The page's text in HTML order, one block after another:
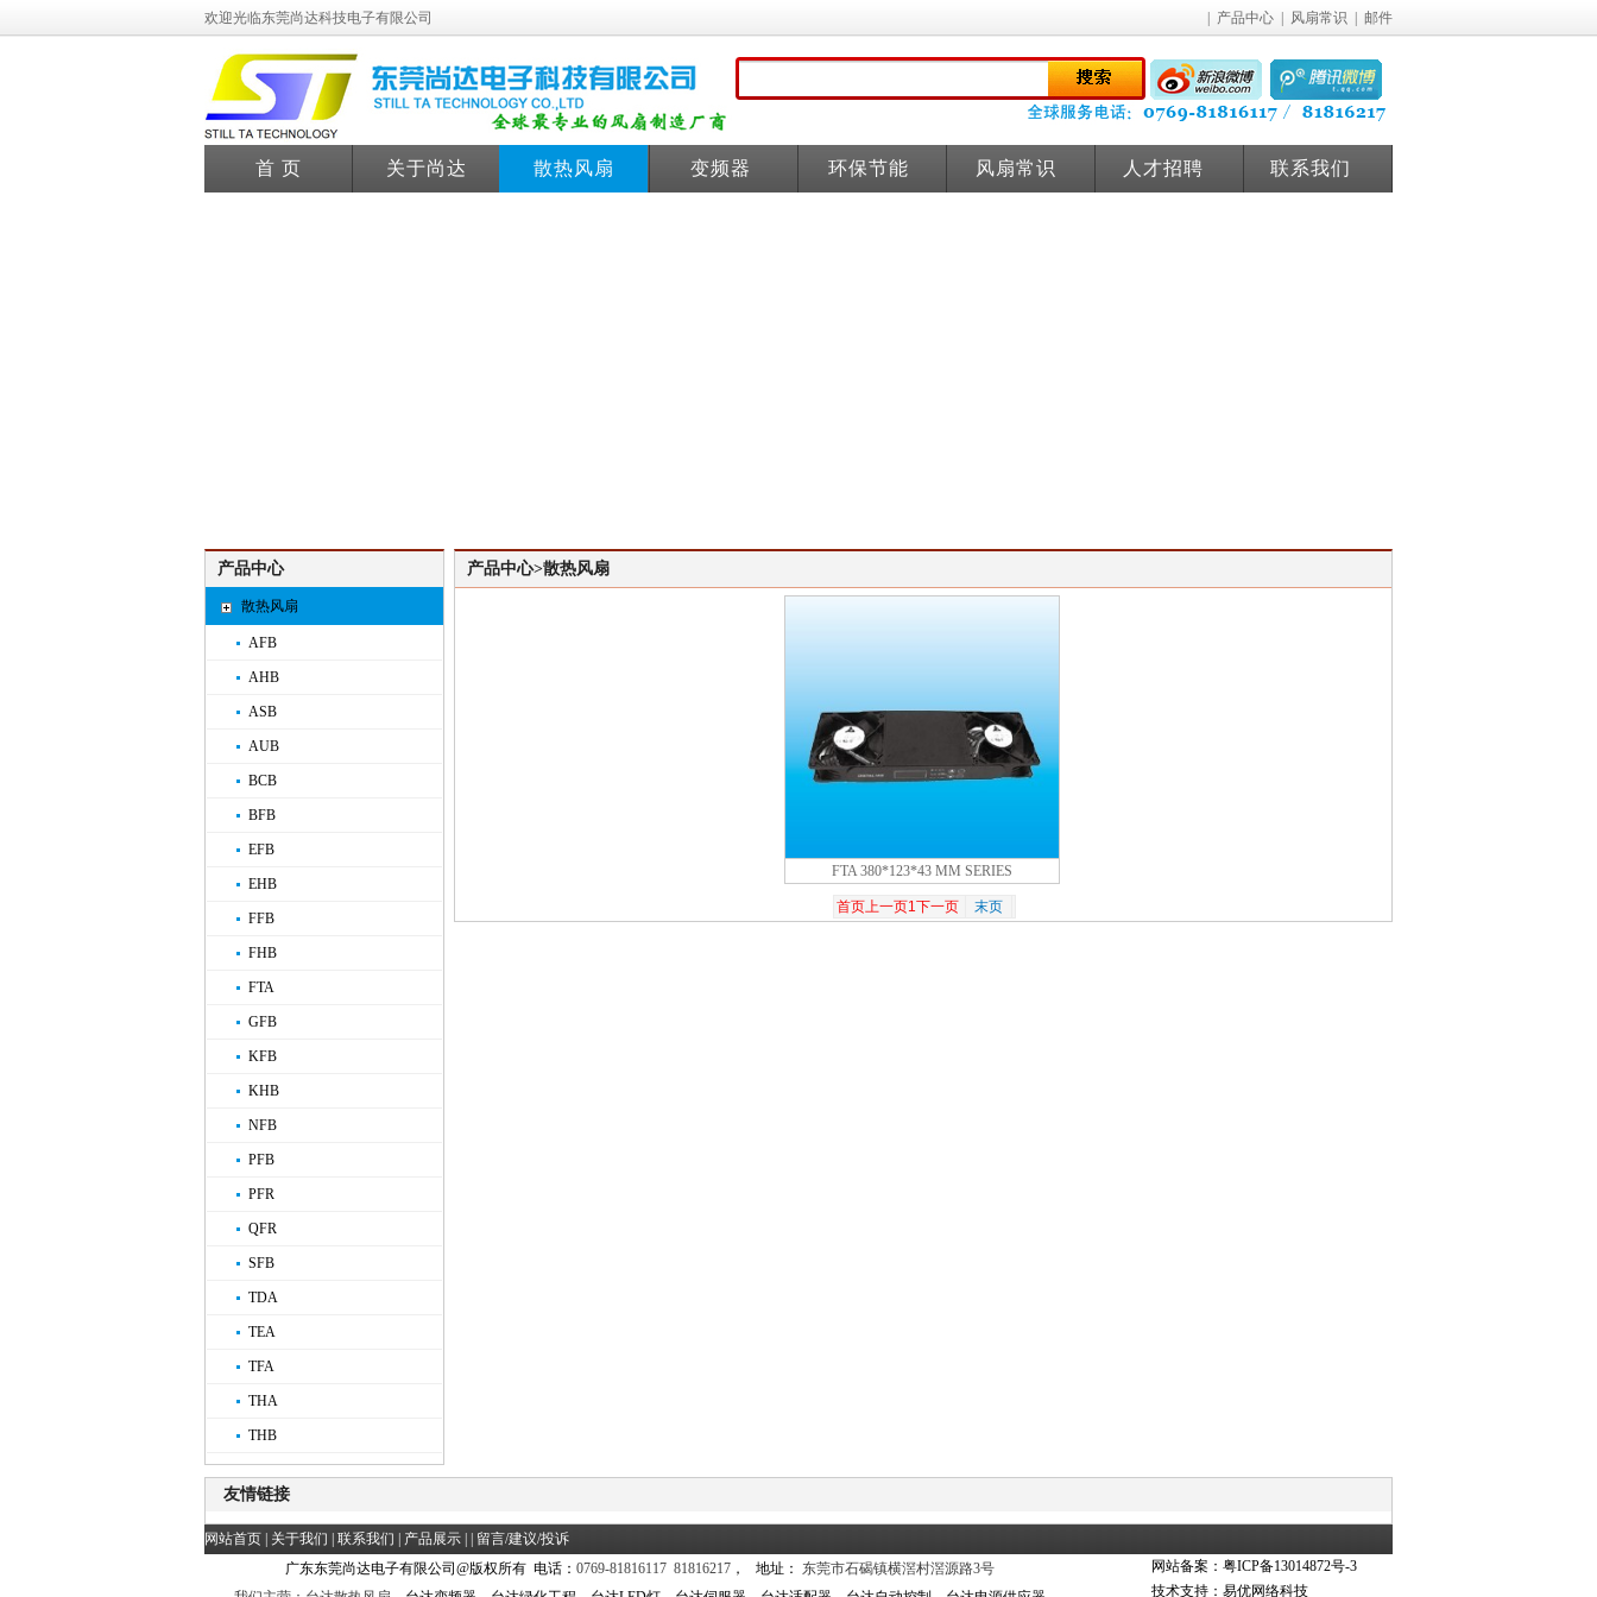
欢迎光临东莞尚达科技电子有限公司 产品中心 风扇常识 邮件
首 页 关于尚达 散热风扇 变频器 环保节能 风扇常识 人才招聘 联系我们
产品中心
散热风扇
AFB
AHB
ASB
AUB
BCB
BFB
EFB
EHB
FFB
FHB
FTA
GFB
KFB
KHB
NFB
PFB
PFR
QFR
SFB
TDA
TEA
TFA
THA
THB
产品中心>散热风扇
FTA 380*123*43 MM SERIES
首页上一页1下一页 末页
友情链接
网站首页 关于我们 联系我们 产品展示
留言/建议/投诉
广东东莞尚达电子有限公司@版权所有 电话： 0769-81816117 81816217 ， 地址： 东莞市石碣镇横滘村滘源路3号
网站备案： 粤ICP备13014872号-3
技术支持： 易优网络科技